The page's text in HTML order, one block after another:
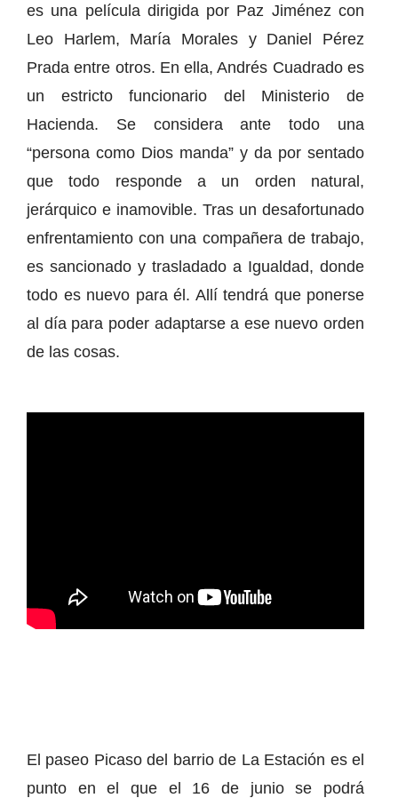
es una película dirigida por Paz Jiménez con
Leo Harlem, María Morales y Daniel Pérez
Prada entre otros. En ella, Andrés Cuadrado es
un estricto funcionario del Ministerio de
Hacienda. Se considera ante todo una
“persona como Dios manda” y da por sentado
que todo responde a un orden natural,
jerárquico e inamovible. Tras un desafortunado
enfrentamiento con una compañera de trabajo,
es sancionado y trasladado a Igualdad, donde
todo es nuevo para él. Allí tendrá que ponerse
al día para poder adaptarse a ese nuevo orden
de las cosas.
El paseo Picaso del barrio de La Estación es el
punto en el que el 16 de junio se podrá